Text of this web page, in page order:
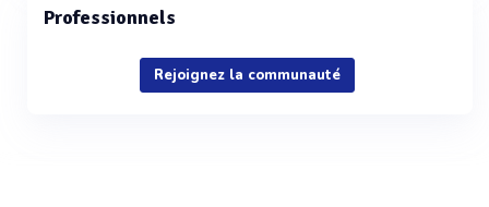
Professionnels
Rejoignez la communauté